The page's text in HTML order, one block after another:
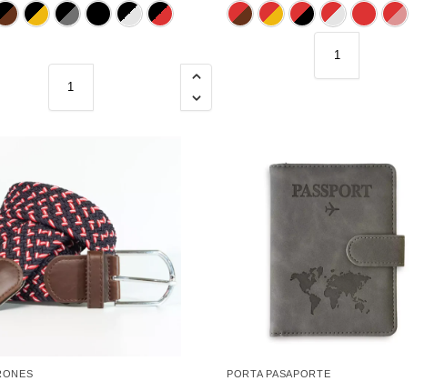
Azul CafeDorado
Gris Plateado
Rojo
CafeDorado
Negro
PORTA PASAPORTE